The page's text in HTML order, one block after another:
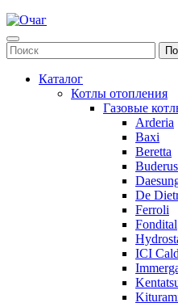
Каталог
Котлы отопления
Газовые
Arderia
Baxi
Beretta
Buderus
De
Ferroli
Fondital
ICI